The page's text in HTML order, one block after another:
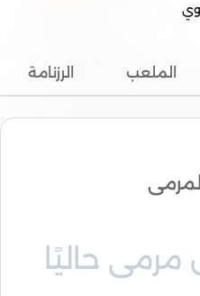
الملعب الرزنامة
مرمى حاليًا